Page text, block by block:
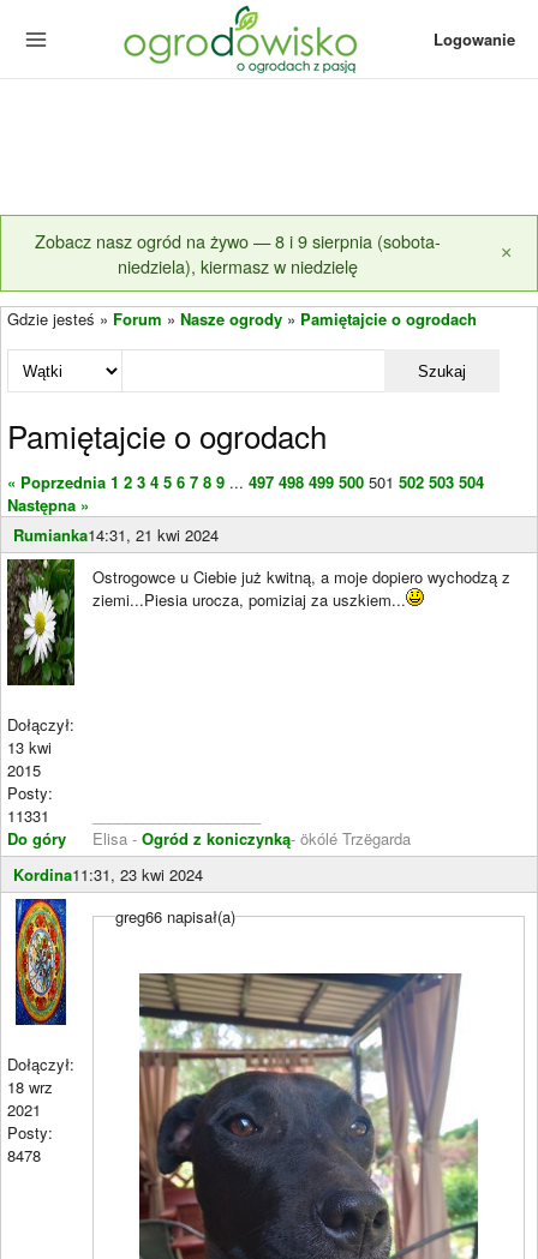
Logowanie
Zobacz nasz ogród na żywo — 8 i 9 sierpnia (sobota-
niedziela), kiermasz w niedzielę
×
Gdzie jesteś » Forum » Nasze ogrody » Pamiętajcie o ogrodach
Szukaj
Pamiętajcie o ogrodach
« Poprzednia 1 2 3 4 5 6 7 8 9 ... 497 498 499 500 501 502 503 504
Następna »
Rumianka14:31, 21 kwi 2024
Dołączył:
13 kwi
2015
Posty:
11331
Do góry
Ostrogowce u Ciebie już kwitną, a moje dopiero wychodzą z
ziemi...Piesia urocza, pomiziaj za uszkiem...
Elisa - Ogród z koniczynką- ökólé Trzëgarda
Kordina11:31, 23 kwi 2024
Dołączył:
18 wrz
2021
Posty:
8478
greg66 napisał(a)